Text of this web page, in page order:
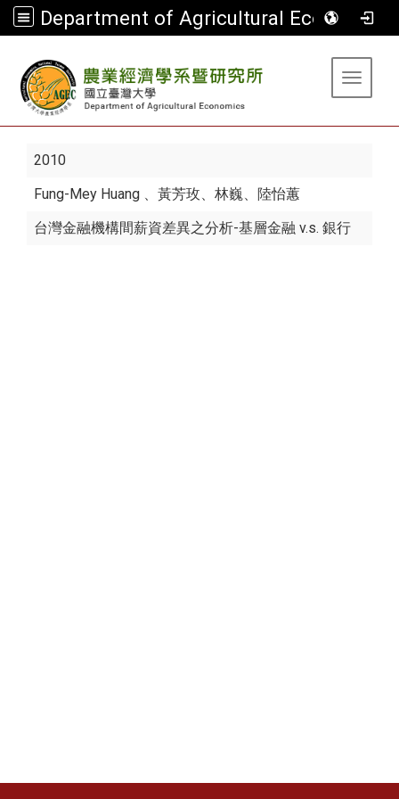
Department of Agricultural Economics
Toggle
2010
Fung-Mey Huang 、黃芳玫、林巍、陸怡蕙
台灣金融機構間薪資差異之分析-基層金融 v.s. 銀行